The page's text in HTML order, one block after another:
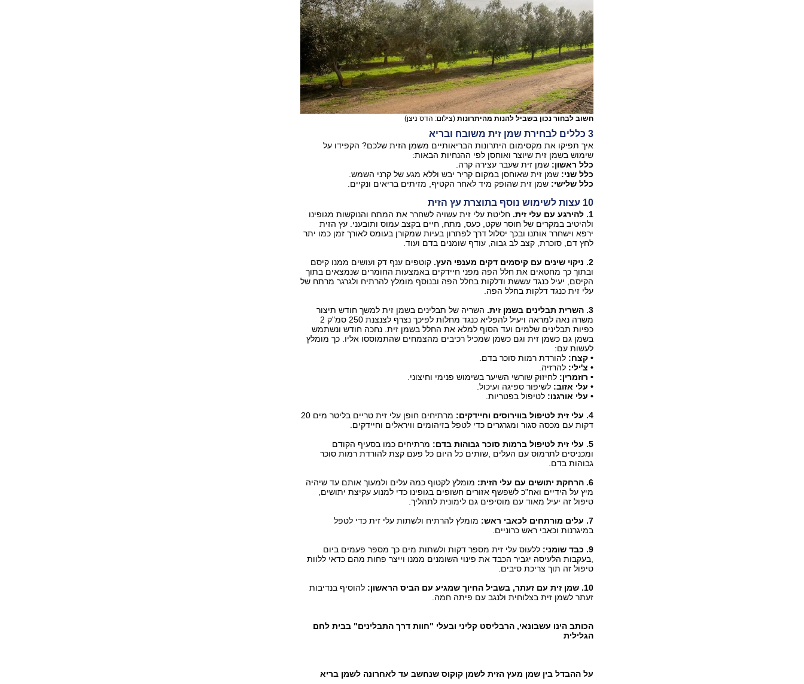
חשוב לבחור נכון בשביל להנות מהיתרונות (צילום: הדס ניצן)
3 כללים לבחירת שמן זית משובח ובריא
איך תפיקו את מקסימום היתרונות הבריאותיים משמן הזית שלכם? הקפידו על
שימוש בשמן זית שיוצר ואוחסן לפי ההנחיות הבאות:
כלל ראשון: שמן זית שעבר עצירה קרה.
כלל שני: שמן זית שאוחסן במקום קריר יבש וללא מגע של קרני השמש.
כלל שלישי: שמן זית שהופק מיד לאחר הקטיף, מזיתים בריאים ונקיים.
10 עצות לשימוש נוסף בתוצרת עץ הזית
1. להירגע עם עלי זית.
חליטת עלי זית עשויה לשחרר את המתח והנוקשות מגופינו
ולהיטיב במקרים של חוסר שקט, כעס, מתח, חיים בקצב עמוס ותובעני. עץ הזית
ירפא וישחרר אותנו ובכך יסלול דרך לפתרון בעיות שמקורן בעומס לאורך זמן כמו יתר
לחץ דם, סוכרת, קצב לב גבוה, עודף שומנים בדם ועוד.
2. ניקוי שינים עם קיסמים דקים מענפי העץ.
קוטפים ענף דק ועושים ממנו קיסם
ובתוך כך מחטאים את חלל הפה מפני חיידקים באמצעות החומרים שנמצאים בתוך
הקיסם, יעיל כנגד עששת ודלקות בחלל הפה ובנוסף מומלץ להרתיח ולגרגר מרתח של
עלי זית כנגד דלקות בחלל הפה.
3. השרית תבלינים בשמן זית.
השריה של תבלינים בשמן זית למשך חודש תיצור
משרה נאה למראה ויעיל להפליא כנגד מחלות לפיכך נצרף לצנצנת 250 סמ"ק 2
כפיות תבלינים שלמים ועד הסוף למלא את החלל בשמן זית. נחכה חודש ונשתמש
בשמן גם כשמן זית וגם כשמן שמכיל רכיבים מהצמחים שהתמוססו אליו. כך מומלץ
לעשות עם:
• קצח: להורדת רמות סוכר בדם.
• צ'ילי: להרזיה.
• רוזמרין: לחיזוק שורשי השיער בשימוש פנימי וחיצוני.
• עלי אזוב: לשיפור ספיגה ועיכול.
• עלי אורגנו: לטיפול בפטריות.
4. עלי זית לטיפול בווירוסים וחיידקים:
מרתיחים חופן עלי זית טריים בליטר מים 20
דקות עם מכסה סגור ומגרגרים כדי לטפל בזיהומים וויראלים וחיידקים.
5. עלי זית לטיפול ברמות סוכר גבוהות בדם:
מרתיחים כמו בסעיף הקודם
ומכניסים לתרמוס עם העלים ,שותים כל היום כל פעם קצת להורדת רמות סוכר
גבוהות בדם.
6. הרחקת יתושים עם עלי הזית:
מומלץ לקטוף כמה עלים ולמעוך אותם עד שיהיה
מיץ על הידיים ואח"כ לשפשף אזורים חשופים בגופינו כדי למנוע עקיצת יתושים,
טיפול זה יעיל מאוד עם מוסיפים גם לימונית לתהליך.
7. עלים מורתחים לכאבי ראש:
מומלץ להרתיח ולשתות עלי זית כדי לטפל
במיגרנות וכאבי ראש כרוניים.
9. כבד שומני:
ללעוס עלי זית מספר דקות ולשתות מים כך מספר פעמים ביום
,בעקבות הלעיסה יגביר הכבד את פינוי השומנים ממנו וייצר פחות מהם כדאי ללוות
טיפול זה תוך צריכת סיבים.
10. שמן זית עם זעתר, בשביל החיוך שמגיע עם הביס הראשון:
להוסיף בנדיבות
זעתר לשמן זית בצלוחית ולנגב עם פיתה חמה.
הכותב הינו עשבונאי, הרבליסט קליני ובעלי "חוות דרך התבלינים" בבית לחם
הגלילית
על ההבדל בין שמן מעץ הזית לשמן קוקוס שנחשב עד לאחרונה לשמן בריא